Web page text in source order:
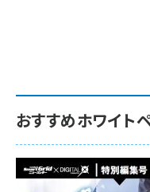
おすすめホワイト
環境対策
次世代通